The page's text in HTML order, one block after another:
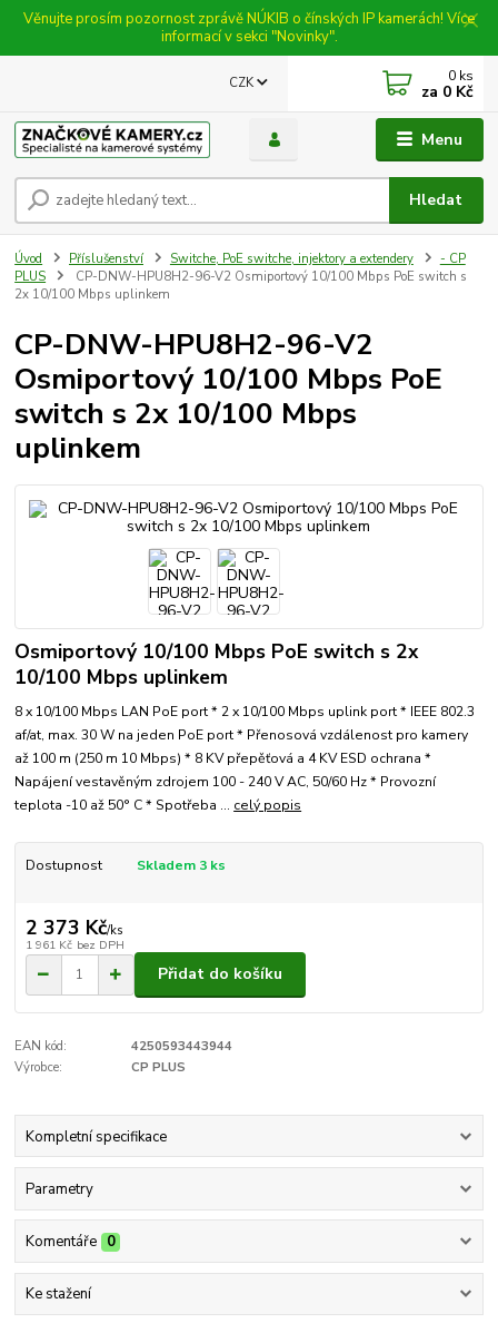
Věnujte prosím pozornost zprávě NÚKIB o čínských IP kamerách! Více
informací v sekci "Novinky".
Menu
CZK
Hledat
0 ks
za 0 Kč
Úvod Příslušenství Switche, PoE switche, injektory a extendery
- CP
PLUS
CP-DNW-HPU8H2-96-V2 Osmiportový 10/100 Mbps PoE switch s
2x 10/100 Mbps uplinkem
CP-DNW-HPU8H2-96-V2
Osmiportový 10/100 Mbps PoE
switch s 2x 10/100 Mbps
uplinkem
Osmiportový 10/100 Mbps PoE switch s 2x
10/100 Mbps uplinkem
8 x 10/100 Mbps LAN PoE port * 2 x 10/100 Mbps uplink port * IEEE 802.3
af/at, max. 30 W na jeden PoE port * Přenosová vzdálenost pro kamery
až 100 m (250 m 10 Mbps) * 8 KV přepěťová a 4 KV ESD ochrana *
Napájení vestavěným zdrojem 100 - 240 V AC, 50/60 Hz * Provozní
teplota -10 až 50° C * Spotřeba ... celý popis
Dostupnost Skladem 3 ks
2 373 Kč/ks
1 961 Kč bez DPH
Přidat do košíku
EAN kód:
4250593443944
Výrobce:
CP PLUS
Kompletní specifikace
Parametry
Komentáře 0
Ke stažení